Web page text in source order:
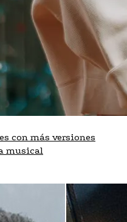
con más versiones
musical